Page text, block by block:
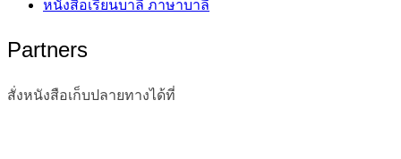
หนังสือเรียนบาลี ภาษาบาลี
Partners
สั่งหนังสือเก็บปลายทางได้ที่